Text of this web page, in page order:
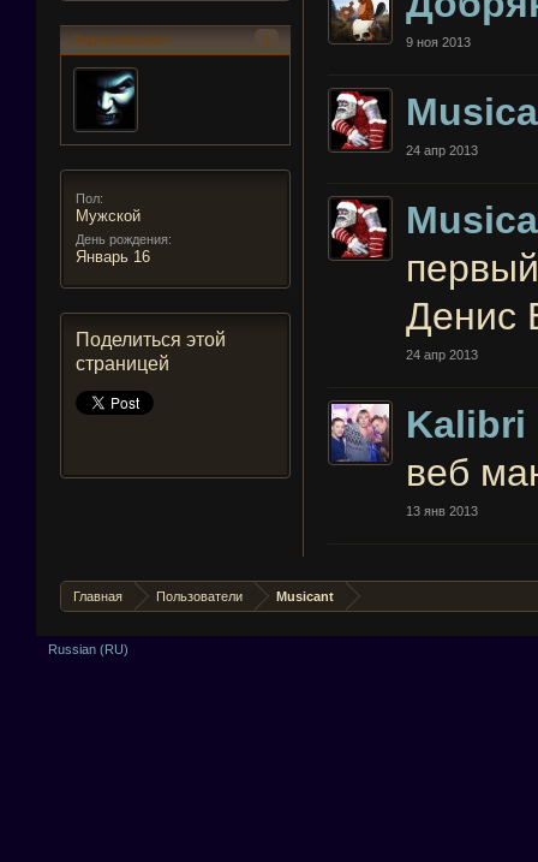
Подписавшиеся 1
Пол:
Мужской
День рождения:
Январь 16
Поделиться этой
страницей
9 ноя 2013
24 апр 2013
Денис
24 апр 2013
Kalibri
веб
13 янв 2013
Главная Пользователи Musicant
Russian (RU)